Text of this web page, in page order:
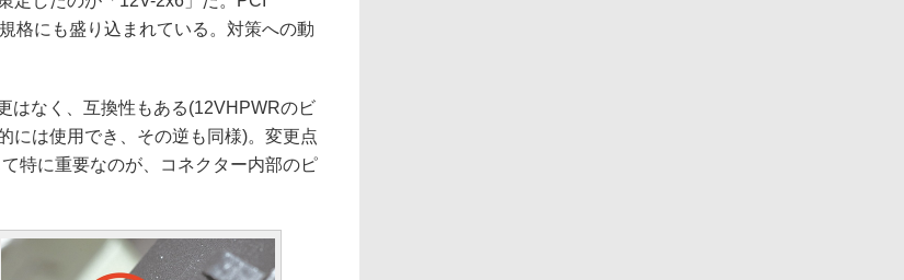
格にも盛り込まれている。対策への動
なく、互換性もある(12VHPWRのビ
には使用でき、その逆も同様)。変更点
特に重要なのが、コネクター内部のピ